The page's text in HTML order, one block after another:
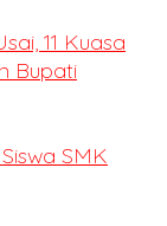
11 Kuasa
Bupati
SMK